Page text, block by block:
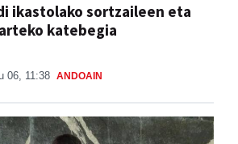
ikastolako sortzaileen eta
katebegia
06, 11:38 ANDOAIN